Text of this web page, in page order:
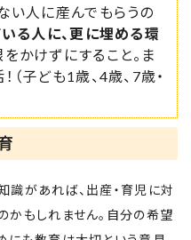
い人に産んでもらうの
る人に、更に埋める環
かけずにすること。ま
子ども1歳、4歳、7歳・
識があれば、出産・育児に対
かもしれません。自分の希望